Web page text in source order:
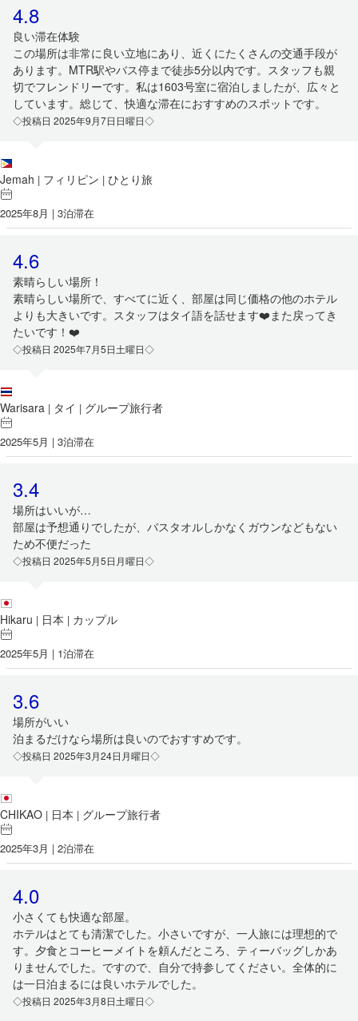
4.8
良い滞在体験
この場所は非常に良い立地にあり、近くにたくさんの交通手段が
あります。MTR駅やバス停まで徒歩5分以内です。スタッフも親
切でフレンドリーです。私は1603号室に宿泊しましたが、広々と
しています。総じて、快適な滞在におすすめのスポットです。
◇投稿日 2025年9月7日日曜日◇
Jemah | フィリピン | ひとり旅
2025年8月 | 3泊滞在
4.6
素晴らしい場所！
素晴らしい場所で、すべてに近く、部屋は同じ価格の他のホテル
よりも大きいです。スタッフはタイ語を話せます❤️また戻ってき
たいです！❤️
◇投稿日 2025年7月5日土曜日◇
Warisara | タイ | グループ旅行者
2025年5月 | 3泊滞在
3.4
場所はいいが…
部屋は予想通りでしたが、バスタオルしかなくガウンなどもない
ため不便だった
◇投稿日 2025年5月5日月曜日◇
Hikaru | 日本 | カップル
2025年5月 | 1泊滞在
3.6
場所がいい
泊まるだけなら場所は良いのでおすすめです。
◇投稿日 2025年3月24日月曜日◇
CHIKAO | 日本 | グループ旅行者
2025年3月 | 2泊滞在
4.0
小さくても快適な部屋。
ホテルはとても清潔でした。小さいですが、一人旅には理想的で
す。夕食とコーヒーメイトを頼んだところ、ティーバッグしかあ
りませんでした。ですので、自分で持参してください。全体的に
は一日泊まるには良いホテルでした。
◇投稿日 2025年3月8日土曜日◇